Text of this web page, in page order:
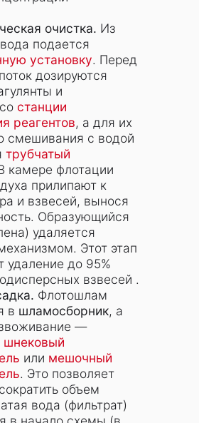
очистка. Из
подается
установку. Перед
дозируются
и
станции
реагентов, а для их
смешивания с водой
трубчатый
камере флотации
прилипают к
и взвесей, вынося
Образующийся
удаляется
Этот этап
удаление до 95%
взвесей .
Флотошлам
в шламосборник, а
—
шнековый
или мешочный
. Это позволяет
объем
вода (фильтрат)